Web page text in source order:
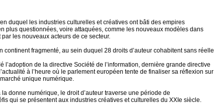
duquel les industries culturelles et créatives ont bâti des empires
plus questionnées, voire attaquées, comme les nouveaux modèles dans
les nouveaux acteurs de ce secteur.
continent fragmenté, au sein duquel 28 droits d’auteur cohabitent sans réelle
de la directive Société de l’information, dernière grande directive
à l’heure où le parlement européen tente de finaliser sa réflexion sur
unique numérique.
donne numérique, le droit d’auteur traverse une période de
qui se présentent aux industries créatives et culturelles du XXIe siècle.